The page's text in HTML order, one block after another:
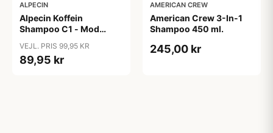
ALPECIN
Alpecin Koffein
Shampoo C1 - Mod
VEJL. PRIS 99,95 KR
89,95 kr
AMERICAN CREW
American Crew 3-In-1
Shampoo 450 ml.
245,00 kr